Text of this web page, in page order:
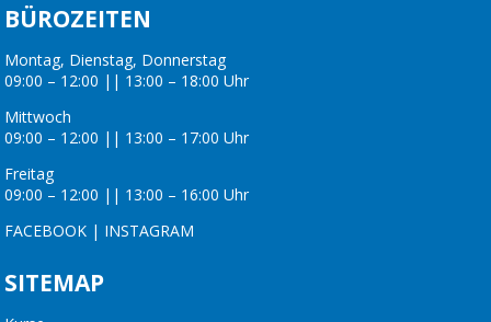
BÜROZEITEN
Montag, Dienstag, Donnerstag
09:00 – 12:00 || 13:00 – 18:00 Uhr
Mittwoch
09:00 – 12:00 || 13:00 – 17:00 Uhr
Freitag
09:00 – 12:00 || 13:00 – 16:00 Uhr
FACEBOOK | INSTAGRAM
SITEMAP